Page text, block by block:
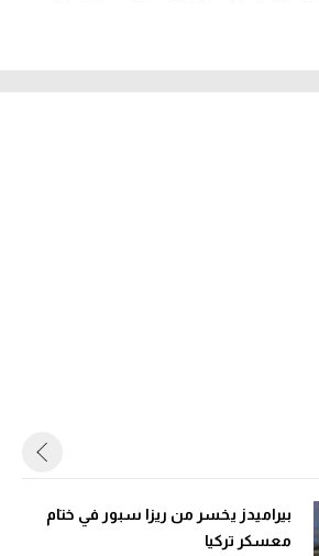
بيراميدز يخسر من ريزا سبور في ختام
معسكر تركيا